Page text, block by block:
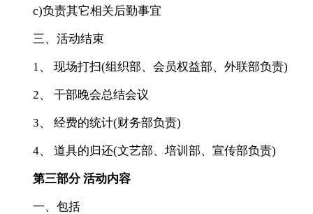
c)负责其它相关后勤事宜
三、活动结束
1、 现场打扫(组织部、会员权益部、外联部负责)
2、 干部晚会总结会议
3、 经费的统计(财务部负责)
4、 道具的归还(文艺部、培训部、宣传部负责)
第三部分 活动内容
一、包括